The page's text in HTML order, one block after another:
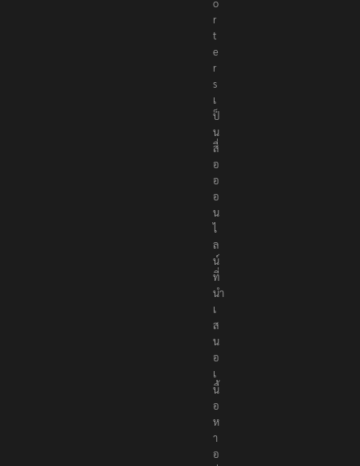
r
t
e
r
s
เ
ป็
น
สื่
อ
อ
อ
น
ไ
ล
น์
ที่
นำ
เ
ส
น
อ
เ
นื้
อ
ห
า
อ